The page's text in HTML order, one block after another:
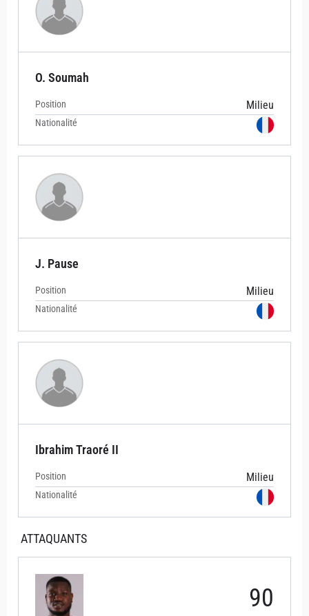
O. Soumah
Position Milieu
Nationalité
J. Pause
Position Milieu
Nationalité
Ibrahim Traoré II
Position Milieu
Nationalité
ATTAQUANTS
90